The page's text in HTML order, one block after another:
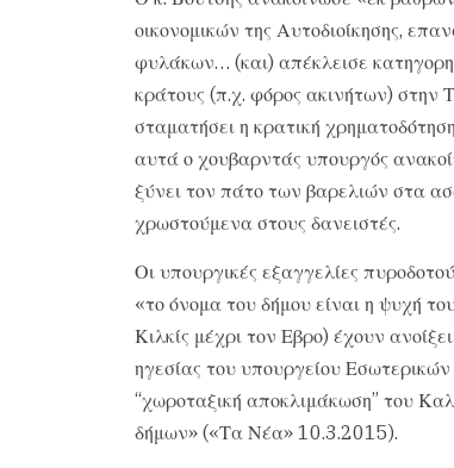
οικονομικών της Αυτοδιοίκησης,
φυλάκων… (και) απέκλεισε
κράτους (π.χ. φόρος ακινήτων) στην
σταματήσει η κρατική
αυτά ο χουβαρντάς υπουργός
ξύνει τον πάτο των βαρελιών στα
χρωστούμενα στους δανειστές.
Οι υπουργικές εξαγγελίες
«το όνομα του δήμου είναι η ψυχή
Κιλκίς μέχρι τον Εβρο) έχουν
ηγεσίας του υπουργείου
“χωροταξική αποκλιμάκωση” του
δήμων» («Τα Νέα» 10.3.2015).